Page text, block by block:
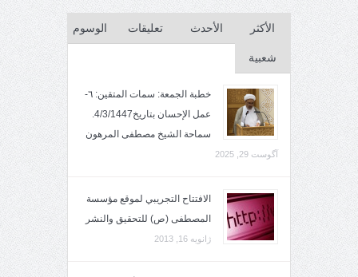
الأكثر
شعبية
الأحدث تعليقات الوسوم
خطبة الجمعة: سمات المتقين: ٦-
عمل الإحسان بتاريخ4/3/1447.
سماحة الشيخ مصطفى المرهون
آگوست 29, 2025
الافتتاح التجريبي لموقع مؤسسة
المصطفى (ص) للتحقيق والنشر
ژانویه 16, 2013